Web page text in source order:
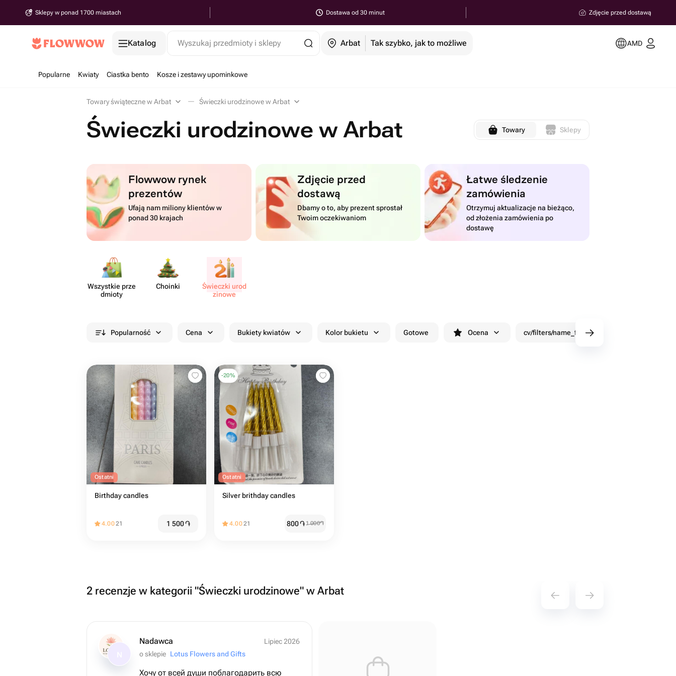
Sklepy w ponad 1700 miastach Dostawa od 30 minut Zdjęcie przed dostawą
Katalog Wyszukaj przedmioty i sklepy Arbat Tak szybko, jak to możliwe AMD
Popularne Kwiaty Ciastka bento Kosze i zestawy upominkowe
Towary świąteczne w Arbat Świeczki urodzinowe w Arbat
Świeczki urodzinowe w Arbat Towary Sklepy
Flowwow rynek
prezentów
Ufają nam miliony klientów w
ponad 30 krajach
Zdjęcie przed
dostawą
Dbamy o to, aby prezent sprostał
Twoim oczekiwaniom
Łatwe śledzenie
zamówienia
Otrzymuj aktualizacje na bieżąco,
od złożenia zamówienia po
dostawę
Wszystkie prze​
dmioty
Choinki
Świeczki urod​
zinowe
Popularność Cena Bukiety kwiatów Kolor bukietu Gotowe Ocena cv/filters/name_fast_delivery
Ostatni
Birthday candles
4.0021 1 500֏
-20%
Ostatni
Silver brithday candles
4.0021 800֏1 000֏
2 recenzje w kategorii "Świeczki urodzinowe" w Arbat
Nadawca
Lipiec 2026
o sklepie Lotus Flowers and Gifts
Хочу от всей души поблагодарить всю